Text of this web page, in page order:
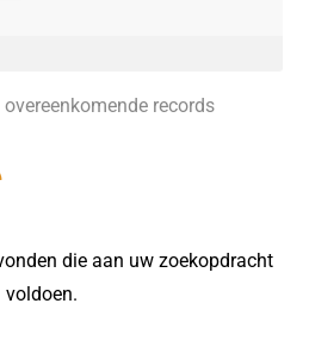
records
die aan uw zoekopdracht
voldoen.